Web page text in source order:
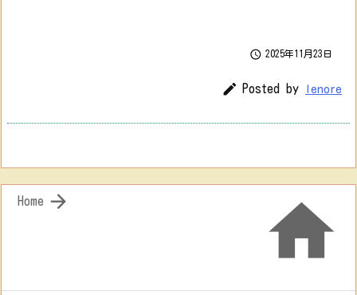
 2025年11月23日
 Posted by lenore


Home